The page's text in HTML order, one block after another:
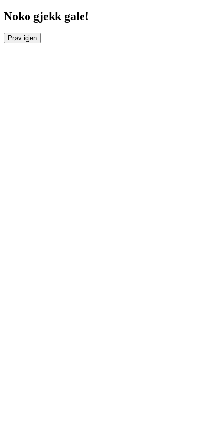
Noko gjekk gale!
Prøv igjen